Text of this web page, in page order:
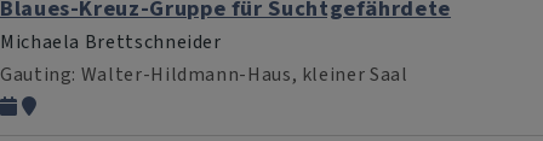
Blaues-Kreuz-Gruppe für Suchtgefährdete
Michaela Brettschneider
Gauting Walter-Hildmann-Haus, kleiner Saal